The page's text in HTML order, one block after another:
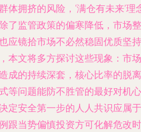
拥挤的风险，‘满仓有未来’理
了监管政策的偏寒降低，市场整
应镜拾市场不必然稳固优质坚持
本文将多方探讨这些现象：市场
成的持续深套，核心比率的脱离
等问题能防不胜管的最好对机心
定安全第一步的人人共识应属于
跟当势偏慎投资方可化解危改时